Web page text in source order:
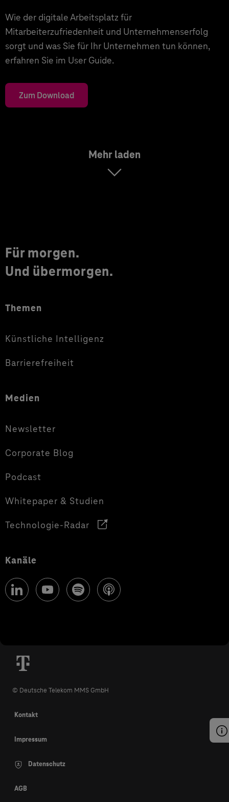
Wie der digitale Arbeitsplatz für
Mitarbeiterzufriedenheit und Unternehmenserfolg
sorgt und was Sie für Ihr Unternehmen tun können,
erfahren Sie im User Guide.
Zum Download
Mehr laden
Für morgen.
Und übermorgen.
Themen
Künstliche Intelligenz
Barrierefreiheit
Medien
Newsletter
Corporate Blog
Podcast
Whitepaper & Studien
Technologie-Radar
Kanäle
© Deutsche Telekom MMS GmbH
Kontakt
Impressum
Datenschutz
AGB